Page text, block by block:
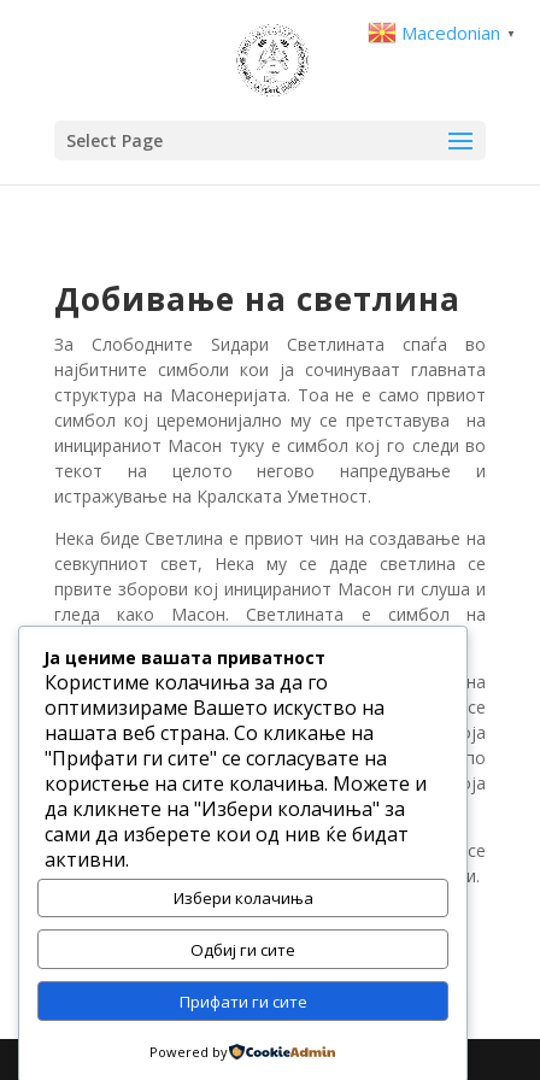
Select Page
Добивање на светлина
За Слободните Ѕидари Светлината спаѓа во
најбитните симболи кои ја сочинуваат главната
структура на Масонеријата. Тоа не е само првиот
симбол кој церемонијално му се претставува на
иницираниот Масон туку е симбол кој го следи во
текот на целото негово напредување и
истражување на Кралската Уметност.
Нека биде Светлина е првиот чин на создавање на
севкупниот свет, Нека му се даде светлина се
првите зборови кој иницираниот Масон ги слуша и
гледа како Масон. Светлината е симбол на
Масонеријата познава два вида на добивање на
светлина и тоа добивање на светлина со која се
формира и заживува Масонска Ложа во која
Масоните работат и патуваат трагајѓи по
вистината и работејќи на себе, и светлината која
секој Масон ја добива по иницијацијата.
Добивањето на Светлината и во двата случаја се
одвива според строго утврдени правила и ритуали.
Macedonian ▼
Ја цениме вашата приватност
Користиме колачиња за да го
оптимизираме Вашето искуство на
нашата веб страна. Со кликање на
"Прифати ги сите" се согласувате на
користење на сите колачиња. Можете и
да кликнете на "Избери колачиња" за
сами да изберете кои од нив ќе бидат
активни.
Избери колачиња
Одбиј ги сите
Прифати ги сите
Powered by